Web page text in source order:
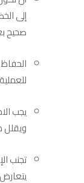
إلى
صحيح
يجب
ويقلل
تجنب